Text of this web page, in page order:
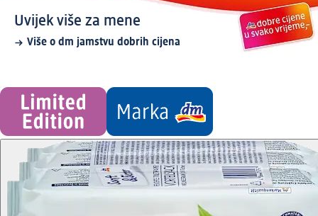
Uvijek više za mene
Više o dm jamstvu dobrih cijena